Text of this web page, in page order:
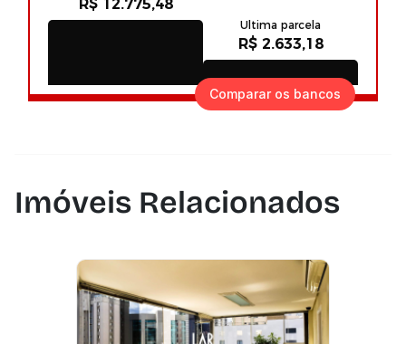
Comparar os bancos
Imóveis Relacionados